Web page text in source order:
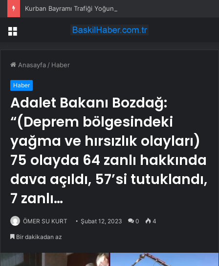
Kurban Bayramı Trafiği Yoğunlaştı
Menü
Anasayfa / Haber
Haber
Adalet Bakanı Bozdağ:
“(Deprem bölgesindeki
yağma ve hırsızlık olayları)
75 olayda 64 zanlı hakkında
dava açıldı, 57’si tutuklandı,
7 zanlı…
ÖMER SU KURT Şubat 12, 2023 0 4
Bir dakikadan az